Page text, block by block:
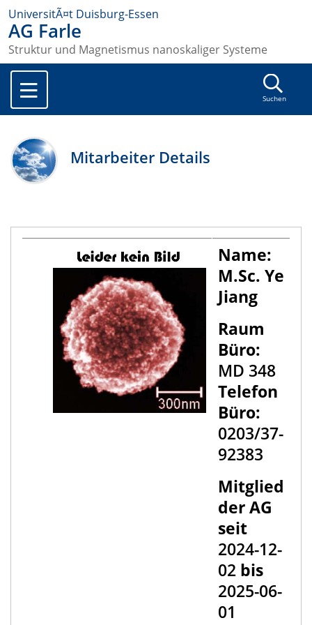
UniversitÃ¤t Duisburg-Essen
AG Farle
Struktur und Magnetismus nanoskaliger Systeme
Suchen
Mitarbeiter Details
Name:
M.Sc. Ye
Jiang
Raum
Büro:
MD 348
Telefon
Büro:
0203/37-
92383
Mitglied
der AG
seit
2024-12-
02 bis
2025-06-
01